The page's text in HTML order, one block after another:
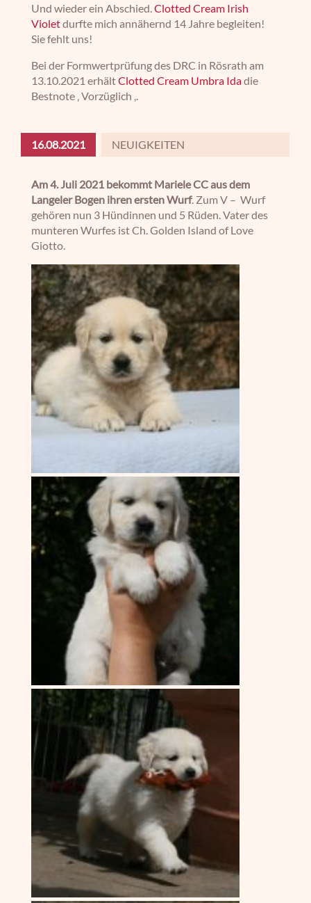
Und wieder ein Abschied.Clotted Cream Irish
Violetdurfte mich annähernd 14 Jahre begleiten!
Sie fehlt uns!
Bei der Formwertprüfung des DRC in Rösrath am
13.10.2021 erhältClotted Cream Umbra Idadie
Bestnote ‚ Vorzüglich ‚.
16.08.2021 NEUIGKEITEN
Am 4. Juli 2021 bekommt Mariele CC aus dem
Langeler Bogen ihren ersten Wurf. Zum V – Wurf
gehören nun 3 Hündinnen und 5 Rüden. Vater des
munteren Wurfes ist Ch. Golden Island of Love
Giotto.